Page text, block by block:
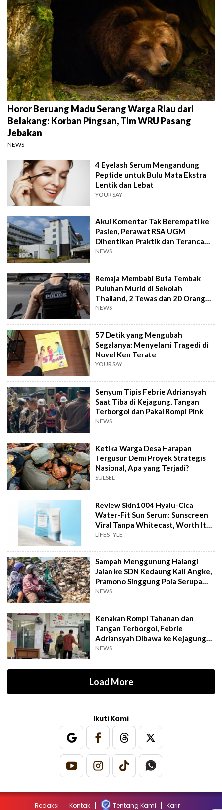
Horor Beruang Madu Serang Warga Riau dari
Belakang: Korban Pingsan, Tim WRU Pasang
Jebakan
NEWS
4 Eyelash Serum Mengandung
Peptide untuk Bulu Mata Ekstra
Lentik dan Lebat
YOUR SAY
Akui Komentar Tak Berempati ke
Pasien, Perawat RSA UGM
Dihentikan Praktik dan Terancam
Sanksi Berat
NEWS
Remaja Membabi Buta Tembak
Puluhan Murid di Sekolah
Thailand, 2 Tewas dan 20 Orang
Terluka
NEWS
57 Detik yang Mengubah
Segalanya: Menyelami Tragedi di
Novel Ken Terate
YOUR SAY
Senyum Tipis Febrie Adriansyah
Saat Tiba di Kejagung, Tangan
Terborgol dan Pakai Rompi Pink
NEWS
Ketika Warga Desa Harapan
Tergusur Demi Proyek Strategis
Nasional, Apa yang Terjadi?
SULSEL
Review Skin1004 Hyalu-Cica
Water-Fit Sun Serum: Sunscreen
Viral Tanpa Whitecast, Worth It
to Buy?
LIFESTYLE
Sampah Menggunung Halangi
Jalan ke SDN Kedaung Kali Angke,
Pramono Singgung Pola Serupa
Kramat Jati
NEWS
Kenakan Rompi Tahanan dan
Tangan Terborgol, Febrie
Adriansyah Dibawa ke Kejagung
untuk Diperiksa
NEWS
Load More
Ikuti Kami
Redaksi Kontak Tentang Kami Karir